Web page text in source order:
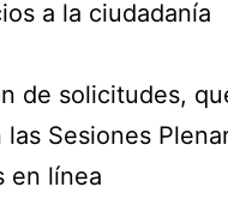
a la ciudadanía
de solicitudes,
Sesiones
en línea